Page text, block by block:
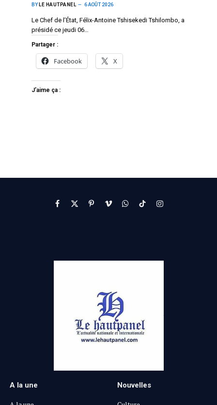
BY LE HAUTPANEL 6 AOÛT 2026
Le Chef de l’État, Félix-Antoine Tshisekedi Tshilombo, a
présidé ce jeudi 06…
Partager :
Facebook X
J’aime ça :
Facebook
X
PinterestVimeoWhatsApp
TikTokInstagram
A la une Nouvelles